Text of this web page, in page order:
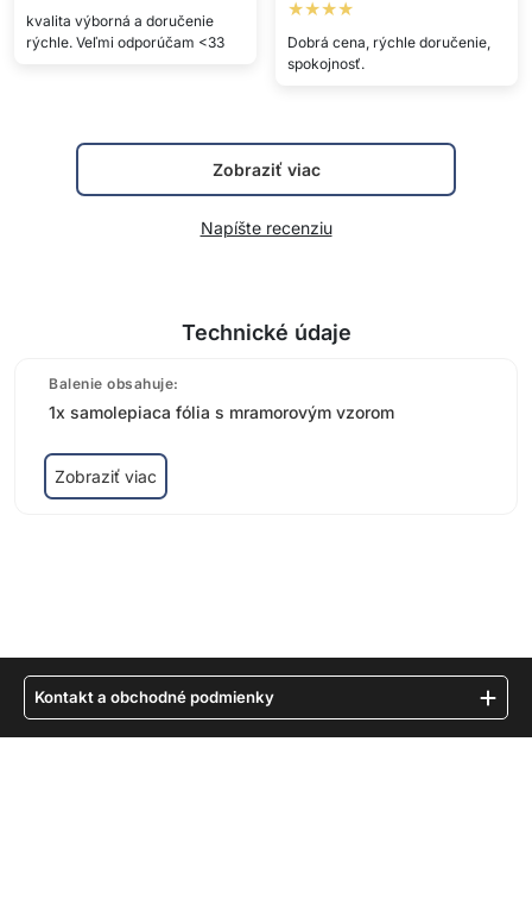
Technické údaje
Kontakt a obchodné podmienky